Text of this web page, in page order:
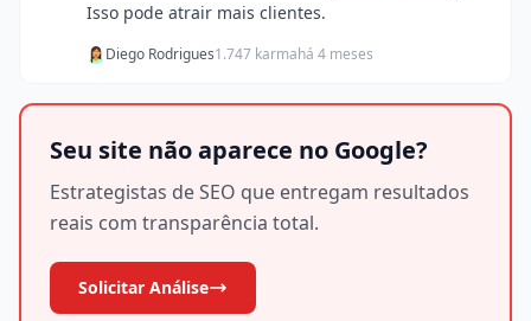
Isso pode atrair mais clientes.
Diego Rodrigues1.747 karmahá 4 meses
Seu site não aparece no Google?
Estrategistas de SEO que entregam resultados
reais com transparência total.
Solicitar Análise